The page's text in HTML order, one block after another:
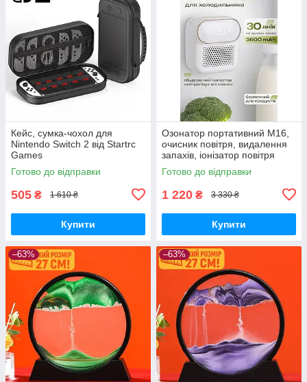
Кейс, сумка-чохол для
Nintendo Switch 2 від Startrc
Games
Готово до відправки
505 ₴ 1 610 ₴
Купити
Озонатор портативний M16,
очисник повітря, видалення
запахів, іонізатор повітря
акумулятор 3600Mah USB
Готово до відправки
1 220 ₴ 3 330 ₴
Купити
–63% –63%